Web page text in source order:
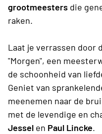
grootmeesters die
raken.
Laat je verrassen door
"Morgen", een
de schoonheid van
Geniet van
meenemen naar de
met de levendige en
Jessel en Paul Lincke.